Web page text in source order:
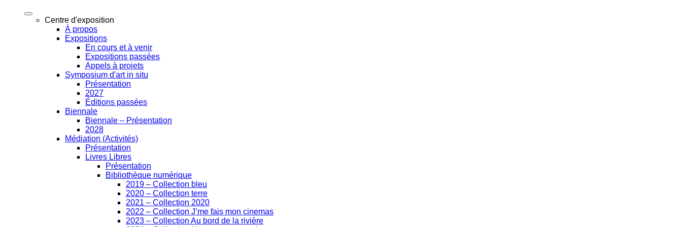
Centre d'exposition
À propos
Expositions
En cours et à venir
Expositions passées
Appels à projets
Symposium d'art in situ
Présentation
2027
Éditions passées
Biennale
Biennale – Présentation
2028
Médiation (Activités)
Présentation
Livres Libres
Présentation
Bibliothèque numérique
2019 – Collection bleu
2020 – Collection terre
2021 – Collection 2020
2022 – Collection J’me fais mon cinemas
2023 – Collection Au bord de la rivière